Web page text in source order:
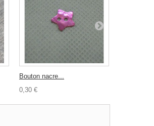
Bouton nacre...
0,30 €